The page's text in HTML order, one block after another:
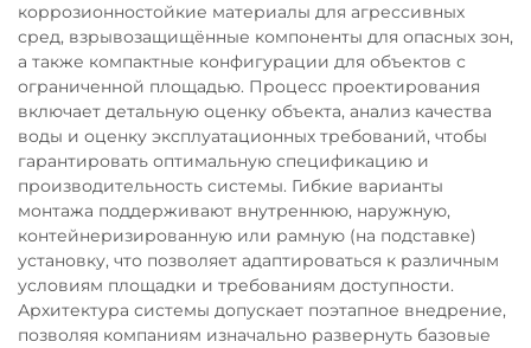
коррозионностойкие материалы для агрессивных
сред, взрывозащищённые компоненты для опасных зон,
а также компактные конфигурации для объектов с
ограниченной площадью. Процесс проектирования
включает детальную оценку объекта, анализ качества
воды и оценку эксплуатационных требований, чтобы
гарантировать оптимальную спецификацию и
производительность системы. Гибкие варианты
монтажа поддерживают внутреннюю, наружную,
контейнеризированную или рамную (на подставке)
установку, что позволяет адаптироваться к различным
условиям площадки и требованиям доступности.
Архитектура системы допускает поэтапное внедрение,
позволяя компаниям изначально развернуть базовые